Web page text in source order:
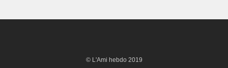
© L'Ami hebdo 2019